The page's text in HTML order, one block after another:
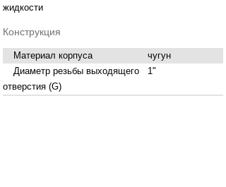
жидкости
Конструкция
Материал корпуса
чугун
Диаметр резьбы выходящего
отверстия (G)
1"